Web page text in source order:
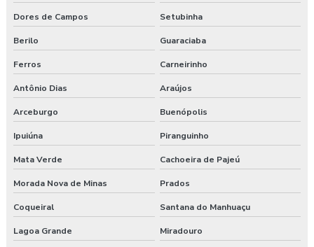
Dores de Campos Setubinha
Berilo Guaraciaba
Ferros Carneirinho
Antônio Dias Araújos
Arceburgo Buenópolis
Ipuiúna Piranguinho
Mata Verde Cachoeira de Pajeú
Morada Nova de Minas Prados
Coqueiral Santana do Manhuaçu
Lagoa Grande Miradouro